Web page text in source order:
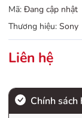
Mã: Đang cập nhật
Thương hiệu: Sony
Liên hệ
Chính sách